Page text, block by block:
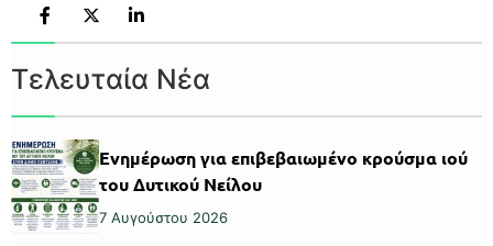
Τελευταία Νέα
Ενημέρωση για επιβεβαιωμένο κρούσμα ιού
του Δυτικού Νείλου
7 Αυγούστου 2026